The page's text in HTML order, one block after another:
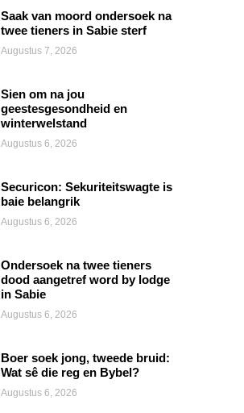
Saak van moord ondersoek na
twee tieners in Sabie sterf
Augustus 7, 2026
Sien om na jou
geestesgesondheid en
winterwelstand
Augustus 6, 2026
Securicon: Sekuriteitswagte is
baie belangrik
Augustus 6, 2026
Ondersoek na twee tieners
dood aangetref word by lodge
in Sabie
Augustus 6, 2026
Boer soek jong, tweede bruid:
Wat sê die reg en Bybel?
Augustus 6, 2026